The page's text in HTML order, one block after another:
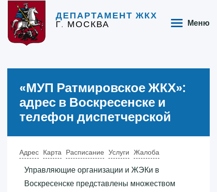
ДЕПАРТАМЕНТ ЖКХ
Г. МОСКВА Меню
«‎МУП Ратмировское ЖКХ»‎:
адрес в Воскресенске и
телефон диспетчерской
Адрес Карта Расписание Услуги Жалоба
Управляющие организации и ЖЭКи в
Воскресенске представлены множеством